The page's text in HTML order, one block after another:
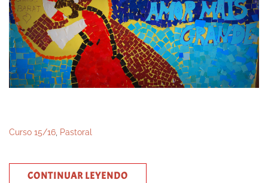
Curso 15/16 Pastoral
CONTINUAR LEYENDO